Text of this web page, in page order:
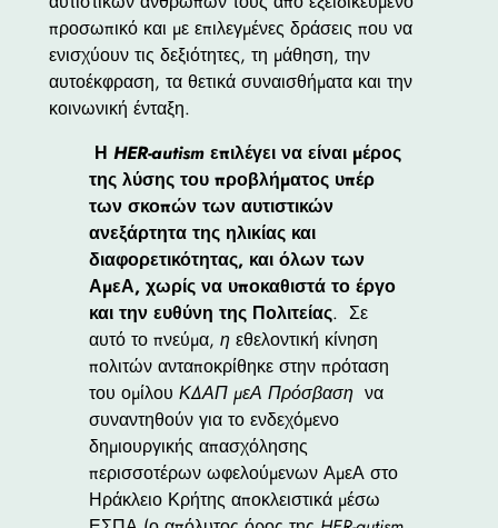
προσωπικό και με επιλεγμένες δράσεις που να
ενισχύουν τις δεξιότητες, τη μάθηση, την
αυτοέκφραση, τα θετικά συναισθήματα και την
κοινωνική ένταξη.
Η HER-autismεπιλέγει να είναι μέρος
της λύσης του προβλήματος υπέρ
των σκοπών των αυτιστικών
ανεξάρτητα της ηλικίας και
διαφορετικότητας, και όλων των
ΑμεΑ, χωρίς να υποκαθιστά το έργο
και την ευθύνη της Πολιτείας. Σε
αυτό το πνεύμα, η εθελοντική κίνηση
πολιτών ανταποκρίθηκε στην πρόταση
του ομίλου ΚΔΑΠ μεΑ Πρόσβασηνα
συναντηθούν για το ενδεχόμενο
δημιουργικής απασχόλησης
περισσοτέρων ωφελούμενων ΑμεΑ στο
Ηράκλειο Κρήτης αποκλειστικά μέσω